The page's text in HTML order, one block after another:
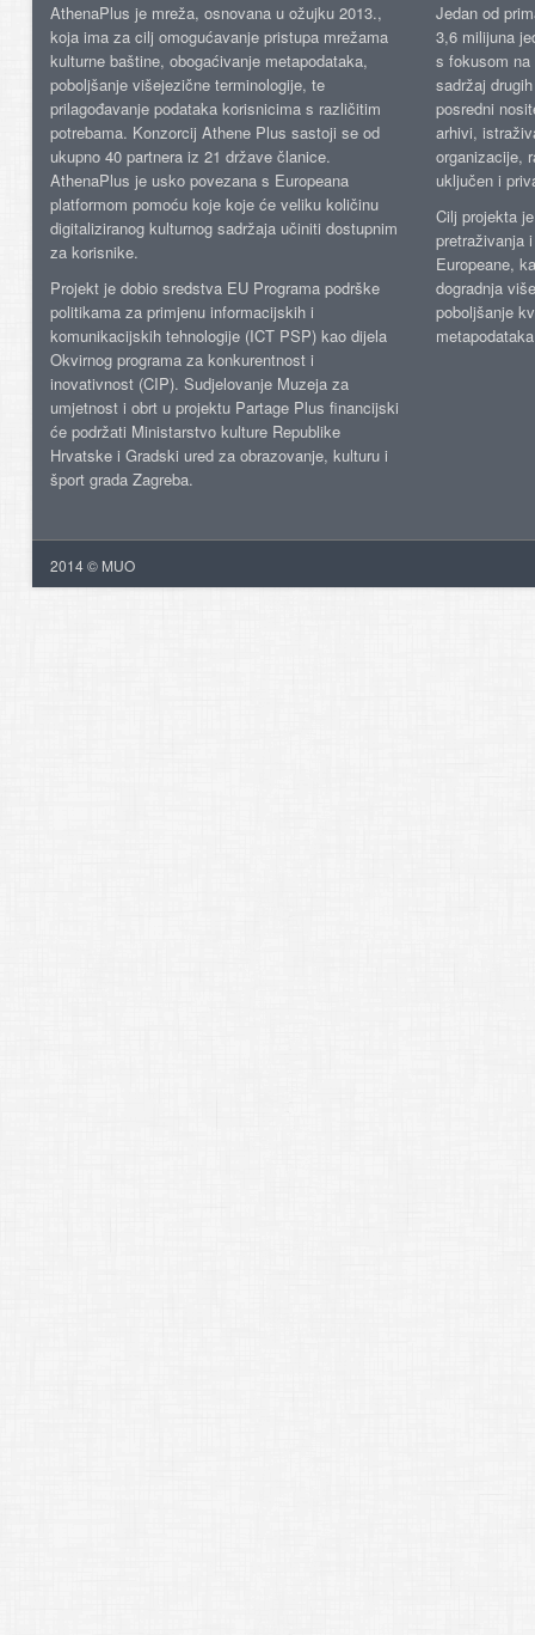
AthenaPlus je mreža, osnovana u ožujku 2013.,
koja ima za cilj omogućavanje pristupa mrežama
kulturne baštine, obogaćivanje metapodataka,
poboljšanje višejezične terminologije, te
prilagođavanje podataka korisnicima s različitim
potrebama. Konzorcij Athene Plus sastoji se od
ukupno 40 partnera iz 21 države članice.
AthenaPlus je usko povezana s Europeana
platformom pomoću koje koje će veliku količinu
digitaliziranog kulturnog sadržaja učiniti dostupnim
za korisnike.
Projekt je dobio sredstva EU Programa podrške
politikama za primjenu informacijskih i
komunikacijskih tehnologije (ICT PSP) kao dijela
Okvirnog programa za konkurentnost i
inovativnost (CIP). Sudjelovanje Muzeja za
umjetnost i obrt u projektu Partage Plus financijski
će podržati Ministarstvo kulture Republike
Hrvatske i Gradski ured za obrazovanje, kulturu i
šport grada Zagreba.
Jedan od
3,6 milijuna
s fokusom
sadržaj
posredni
arhivi,
organizacije,
uključen i
Cilj projekta
pretraživanja
Europeane,
dogradnja
poboljšanje
2014 © MUO